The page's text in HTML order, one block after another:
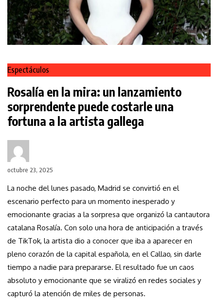
Espectáculos
Rosalía en la mira: un lanzamiento
sorprendente puede costarle una
fortuna a la artista gallega
octubre 23, 2025
La noche del lunes pasado, Madrid se convirtió en el
escenario perfecto para un momento inesperado y
emocionante gracias a la sorpresa que organizó la cantautora
catalana Rosalía. Con solo una hora de anticipación a través
de TikTok, la artista dio a conocer que iba a aparecer en
pleno corazón de la capital española, en el Callao, sin darle
tiempo a nadie para prepararse. El resultado fue un caos
absoluto y emocionante que se viralizó en redes sociales y
capturó la atención de miles de personas.